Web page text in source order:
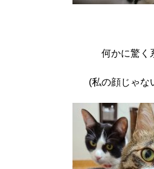
何かに驚く
(私の顔じゃ